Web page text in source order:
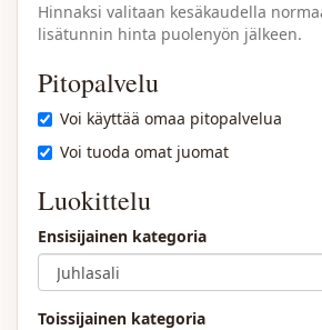
Hinnaksi valitaan kesäkaudella
lisätunnin hinta puolenyön jälkeen.
Pitopalvelu
Voi käyttää omaa pitopalvelua
Voi tuoda omat juomat
Luokittelu
Ensisijainen kategoria
Toissijainen kategoria